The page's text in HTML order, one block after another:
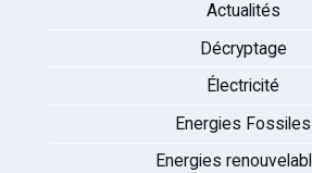
Actualités
Décryptage
Électricité
Energies Fossiles
Energies